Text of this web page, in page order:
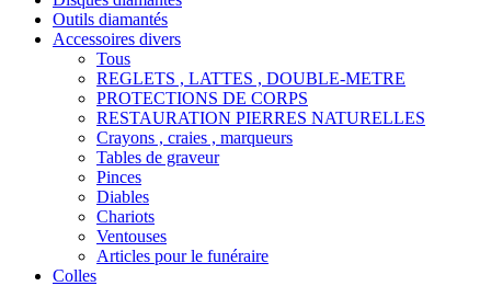
Outils diamantés
Accessoires divers
Tous
REGLETS , LATTES , DOUBLE-METRE
PROTECTIONS DE CORPS
RESTAURATION PIERRES NATURELLES
Crayons , craies , marqueurs
Tables de graveur
Pinces
Diables
Chariots
Ventouses
Articles pour le funéraire
Colles